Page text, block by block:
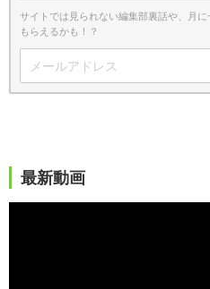
サイトでは見られない編集部裏話や、月
もらえるかも！？
最新動画